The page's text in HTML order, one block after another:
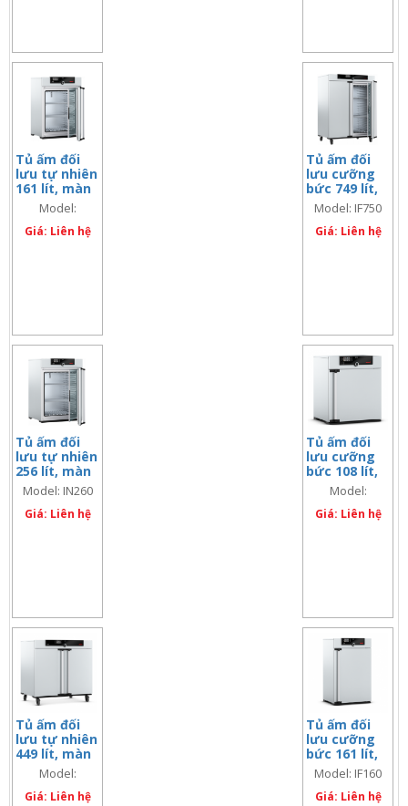
Tủ ấm đối
lưu tự nhiên
161 lít, màn
hình đôi
Model:
IN160Plus
Giá: Liên hệ
Tủ ấm đối
lưu cưỡng
bức 749 lít,
màn hình
đơn
Model: IF750
Giá: Liên hệ
Tủ ấm đối
lưu tự nhiên
256 lít, màn
hình đơn
Model: IN260
Giá: Liên hệ
Tủ ấm đối
lưu cưỡng
bức 108 lít,
màn hình đôi
Model:
IF110Plus
Giá: Liên hệ
Tủ ấm đối
lưu tự nhiên
449 lít, màn
hình đôi
Model:
IN450Plus
Giá: Liên hệ
Tủ ấm đối
lưu cưỡng
bức 161 lít,
màn hình
đơn
Model: IF160
Giá: Liên hệ